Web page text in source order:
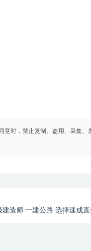
时，禁止复制、盗用、采集、
建造师 一建公路 选择速成